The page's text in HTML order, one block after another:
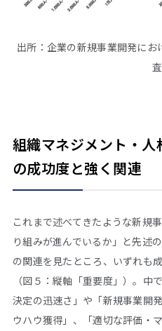
出所：企業の新規事業開発に
査
組織マネジメント・
の成功度と強く関連
これまで述べてきたような新規
り組みが進んでいるか」と先述
の関連を見たところ、いずれも
（図５：縦軸「重要度」）。中
決定の迅速さ」や「新規事業開
ウハウ獲得」、「適切な評価・